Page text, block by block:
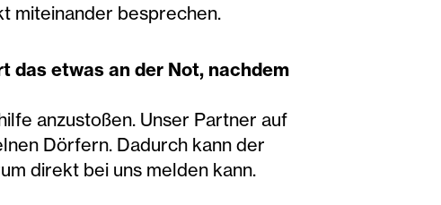
miteinander besprechen.
das etwas an der Not, nachdem
anzustoßen. Unser Partner auf
Dörfern. Dadurch kann der
direkt bei uns melden kann.